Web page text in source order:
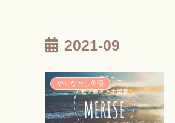
2021-09
やりなおし英語